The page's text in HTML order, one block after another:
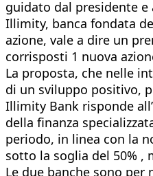
guidato dal presidente e
Illimity, banca fondata
azione, vale a dire un
corrisposti 1 nuova
La proposta, che nelle
di un sviluppo positivo,
Illimity Bank risponde
della finanza
periodo, in linea con la
sotto la soglia del 50%
Le due banche sono